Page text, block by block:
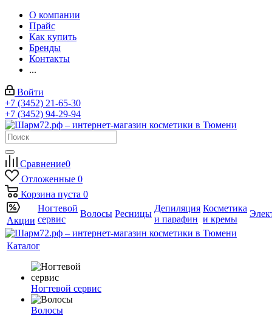
О компании
Прайс
Как купить
Бренды
Контакты
...
Войти
+7 (3452) 21-65-30
+7 (3452) 94-29-94
Сравнение0
Отложенные 0
Корзина пуста 0
Акции
Ногтевой
сервис
Волосы Ресницы
Депиляция
и парафин
Косметика
и кремы
Каталог
Ногтевой сервис
Волосы